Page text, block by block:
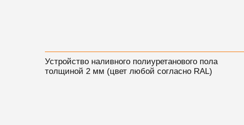
Устройство наливного полиуретанового пола
толщиной 2 мм (цвет любой согласно RAL)